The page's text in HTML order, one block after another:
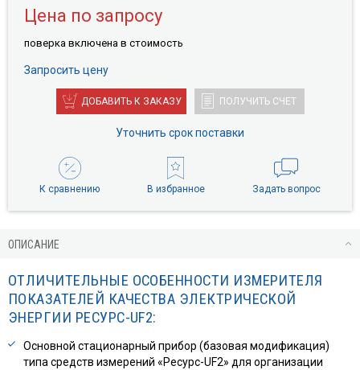
Цена по запросу
поверкa включена в стоимость
Запросить цену
ДОБАВИТЬ К ЗАКАЗУ ПОЛУЧИТЬ СЧЕТ
Уточнить срок поставки
К сравнению В избранное Задать вопрос
ОПИСАНИЕ
ОТЛИЧИТЕЛЬНЫЕ ОСОБЕННОСТИ ИЗМЕРИТЕЛЯ
ПОКАЗАТЕЛЕЙ КАЧЕСТВА ЭЛЕКТРИЧЕСКОЙ
ЭНЕРГИИ РЕСУРС-UF2:
Основной стационарный прибор (базовая модификация)
типа средств измерений «Ресурс-UF2» для организации